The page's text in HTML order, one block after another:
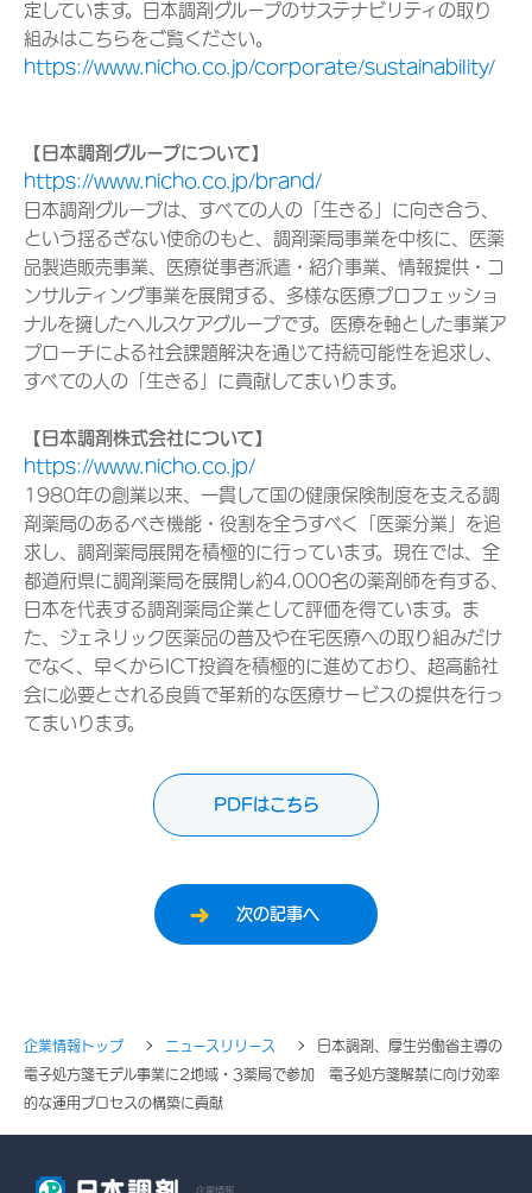
定しています。日本調剤グループのサステナビリティの取り
組みはこちらをご覧ください。
https://www.nicho.co.jp/corporate/sustainability/
【日本調剤グループについて】
https://www.nicho.co.jp/brand/
日本調剤グループは、すべての人の「生きる」に向き合う、
という揺るぎない使命のもと、調剤薬局事業を中核に、医薬
品製造販売事業、医療従事者派遣・紹介事業、情報提供・コ
ンサルティング事業を展開する、多様な医療プロフェッショ
ナルを擁したヘルスケアグループです。医療を軸とした事業ア
プローチによる社会課題解決を通じて持続可能性を追求し、
すべての人の「生きる」に貢献してまいります。
【日本調剤株式会社について】
https://www.nicho.co.jp/
1980年の創業以来、一貫して国の健康保険制度を支える調
剤薬局のあるべき機能・役割を全うすべく「医薬分業」を追
求し、調剤薬局展開を積極的に行っています。現在では、全
都道府県に調剤薬局を展開し約4,000名の薬剤師を有する、
日本を代表する調剤薬局企業として評価を得ています。ま
た、ジェネリック医薬品の普及や在宅医療への取り組みだけ
でなく、早くからICT投資を積極的に進めており、超高齢社
会に必要とされる良質で革新的な医療サービスの提供を行っ
てまいります。
PDFはこちら
次の記事へ
企業情報トップ ニュースリリース
日本調剤、厚生労働省主導の
電子処方箋モデル事業に2地域・3薬局で参加 電子処方箋解禁に向け効率
的な運用プロセスの構築に貢献
企業情報